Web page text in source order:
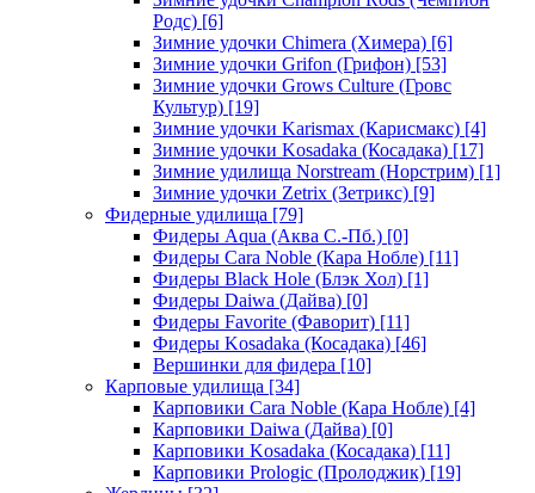
Родс) [6]
Зимние удочки Chimera (Химера) [6]
Зимние удочки Grifon (Грифон) [53]
Зимние удочки Grows Culture (Гровс
Культур) [19]
Зимние удочки Karismax (Карисмакс) [4]
Зимние удочки Kosadaka (Косадака) [17]
Зимние удилища Norstream (Норстрим) [1]
Зимние удочки Zetrix (Зетрикс) [9]
Фидерные удилища [79]
Фидеры Aqua (Аква С.-Пб.) [0]
Фидеры Cara Noble (Кара Нобле) [11]
Фидеры Black Hole (Блэк Хол) [1]
Фидеры Daiwa (Дайва) [0]
Фидеры Favorite (Фаворит) [11]
Фидеры Kosadaka (Косадака) [46]
Вершинки для фидера [10]
Карповые удилища [34]
Карповики Cara Noble (Кара Нобле) [4]
Карповики Daiwa (Дайва) [0]
Карповики Kosadaka (Косадака) [11]
Карповики Prologic (Пролоджик) [19]